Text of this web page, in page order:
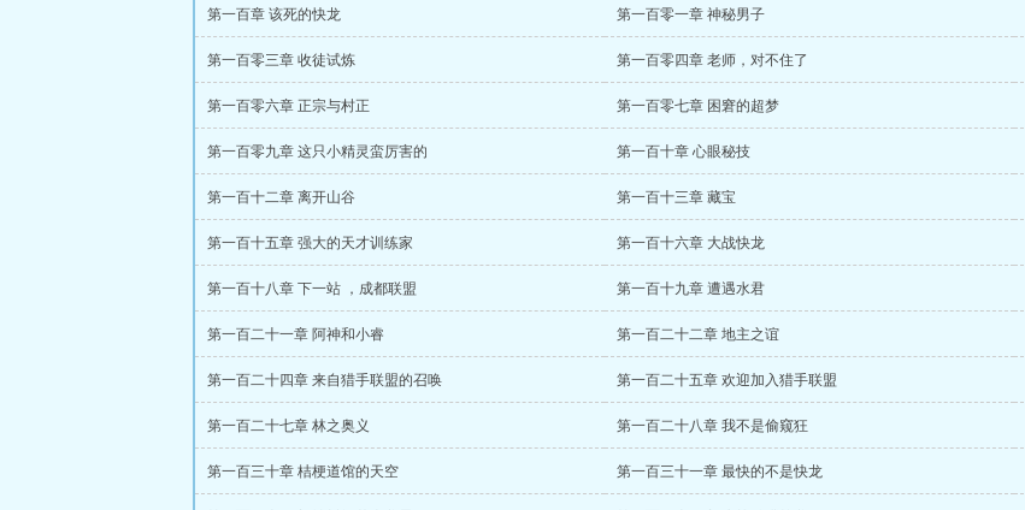
第一百章 该死的快龙 第一百零一章 神秘男子
第一百零三章 收徒试炼 第一百零四章 老师，对不住了
第一百零六章 正宗与村正 第一百零七章 困窘的超梦
第一百零九章 这只小精灵蛮厉害的 第一百十章 心眼秘技
第一百十二章 离开山谷 第一百十三章 藏宝
第一百十五章 强大的天才训练家 第一百十六章 大战快龙
第一百十八章 下一站 ，成都联盟 第一百十九章 遭遇水君
第一百二十一章 阿神和小睿 第一百二十二章 地主之谊
第一百二十四章 来自猎手联盟的召唤 第一百二十五章 欢迎加入猎手联盟
第一百二十七章 林之奥义 第一百二十八章 我不是偷窥狂
第一百三十章 桔梗道馆的天空 第一百三十一章 最快的不是快龙